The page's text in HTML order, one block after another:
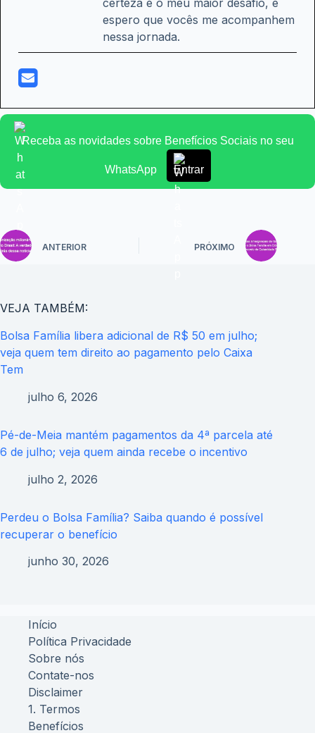
certeza é o meu maior desafio, e
espero que vocês me acompanhem
nessa jornada.
Receba as novidades sobre Benefícios Sociais no seu
WhatsApp Entrar
ANTERIOR PRÓXIMO
VEJA TAMBÉM:
Bolsa Família libera adicional de R$ 50 em julho;
veja quem tem direito ao pagamento pelo Caixa
Tem
julho 6, 2026
Pé-de-Meia mantém pagamentos da 4ª parcela até
6 de julho; veja quem ainda recebe o incentivo
julho 2, 2026
Perdeu o Bolsa Família? Saiba quando é possível
recuperar o benefício
junho 30, 2026
Início
Política Privacidade
Sobre nós
Contate-nos
Disclaimer
1. Termos
Benefícios